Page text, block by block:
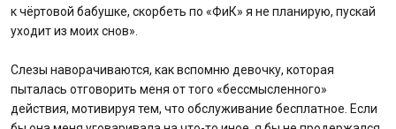
к чёртовой бабушке, скорбеть по «ФиК» я не планирую, пускай
уходит из моих снов».
Слезы наворачиваются, как вспомню девочку, которая
пыталась отговорить меня от того «бессмысленного»
действия, мотивируя тем, что обслуживание бесплатное. Если